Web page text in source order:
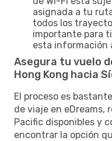
asignada a tu
todos los
importante para
esta información
Asegura tu vuelo
Hong Kong hacia
El proceso es
de viaje en eDreams,
Pacific disponibles y
encontrar la opción